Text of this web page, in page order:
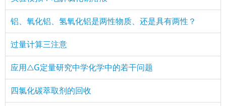
铝、氧化铝、氢氧化铝是两性物质、还是具有两性？
过量计算三注意
应用△G定量研究中学化学中的若干问题
四氯化碳萃取剂的回收